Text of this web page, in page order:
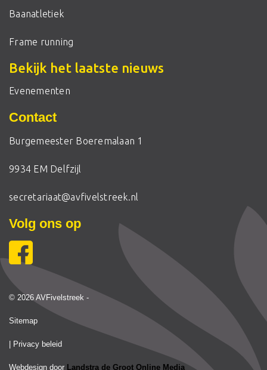
Baanatletiek
Frame running
Bekijk het laatste nieuws
Evenementen
Contact
Burgemeester Boeremalaan 1
9934 EM Delfzijl
secretariaat@avfivelstreek.nl
Volg ons op
© 2026 AVFivelstreek -
Sitemap
| Privacy beleid
Webdesign door Landstra de Groot Online Media